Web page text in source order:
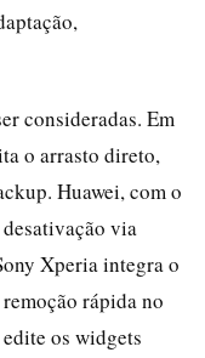
consideradas. Em
o arrasto direto,
Huawei, com o
via
Xperia integra o
rápida no
os widgets